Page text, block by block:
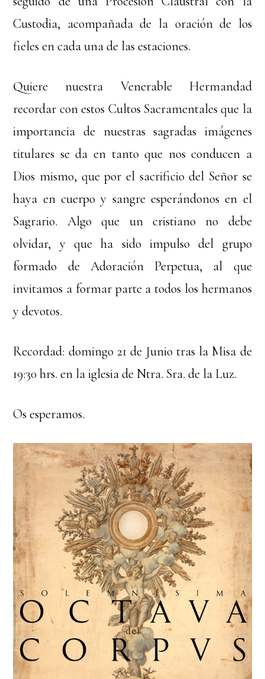
Custodia, acompañada de la oración de los
fieles en cada una de las estaciones.
Quiere nuestra Venerable Hermandad
recordar con estos Cultos Sacramentales que la
importancia de nuestras sagradas imágenes
titulares se da en tanto que nos conducen a
Dios mismo, que por el sacrificio del Señor se
haya en cuerpo y sangre esperándonos en el
Sagrario. Algo que un cristiano no debe
olvidar, y que ha sido impulso del grupo
formado de Adoración Perpetua, al que
invitamos a formar parte a todos los hermanos
y devotos.
Recordad: domingo 21 de Junio tras la Misa de
19:30 hrs. en la iglesia de Ntra. Sra. de la Luz.
Os esperamos.